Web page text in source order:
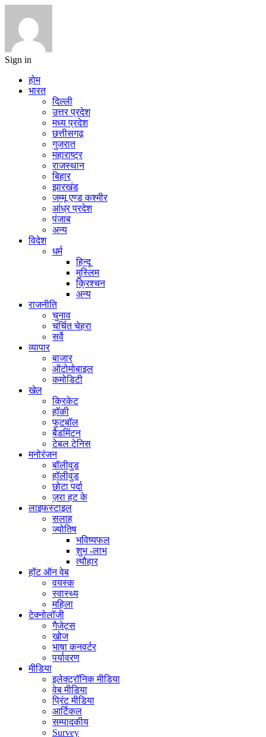
Sign in
होम
भारत
दिल्ली
उत्तर प्रदेश
मध्य प्रदेश
छत्तीसगढ़
गुजरात
महाराष्ट्र
राजस्थान
बिहार
झारखंड
जम्मू एण्ड कश्मीर
आंध्र प्रदेश
पंजाब
अन्य
विदेश
धर्म
हिन्दू
मुस्लिम
क्रिश्चन
अन्य
राजनीति
चुनाव
चर्चित चेहरा
सर्वे
व्यापार
बाजार
ऑटोमोबाइल
कमोडिटी
खेल
क्रिकेट
हॉकी
फुटबॉल
बैडमिंटन
टेबल टेनिस
मनोरंजन
बॉलीवुड
हॉलीवुड
छोटा पर्दा
ज़रा हट के
लाइफस्टाइल
सलाह
ज्योतिष
भविष्यफल
शुभ -लाभ
त्यौहार
हॉट ऑन वेब
वयस्क
स्वास्थ्य
महिला
टेक्नोलॉजी
गैजेट्स
खोज
भाषा कनवर्टर
पर्यावरण
मीडिया
इलेक्ट्रॉनिक मीडिया
वेब मीडिया
प्रिंट मीडिया
आर्टिकल
सम्पादकीय
Survey